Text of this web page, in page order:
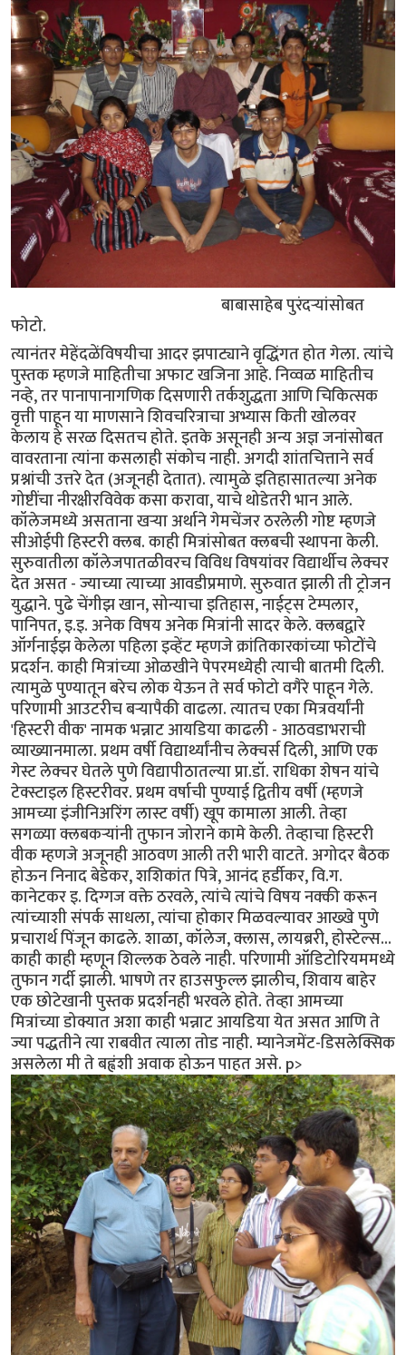
बाबासाहेब पुरंदर्‍यांसोबत
फोटो.
त्यानंतर मेहेंदळेंविषयीचा आदर झपाट्याने वृद्धिंगत होत गेला. त्यांचे
पुस्तक म्हणजे माहितीचा अफाट खजिना आहे. निव्वळ माहितीच
नव्हे, तर पानापानागणिक दिसणारी तर्कशुद्धता आणि चिकित्सक
वृत्ती पाहून या माणसाने शिवचरित्राचा अभ्यास किती खोलवर
केलाय हे सरळ दिसतच होते. इतके असूनही अन्य अज्ञ जनांसोबत
वावरताना त्यांना कसलाही संकोच नाही. अगदी शांतचित्ताने सर्व
प्रश्नांची उत्तरे देत (अजूनही देतात). त्यामुळे इतिहासातल्या अनेक
गोष्टींचा नीरक्षीरविवेक कसा करावा, याचे थोडेतरी भान आले.
कॉलेजमध्ये असताना खर्‍या अर्थाने गेमचेंजर ठरलेली गोष्ट म्हणजे
सीओईपी हिस्टरी क्लब. काही मित्रांसोबत क्लबची स्थापना केली.
सुरुवातीला कॉलेजपातळीवरच विविध विषयांवर विद्यार्थीच लेक्चर
देत असत - ज्याच्या त्याच्या आवडीप्रमाणे. सुरुवात झाली ती ट्रोजन
युद्धाने. पुढे चेंगीझ खान, सोन्याचा इतिहास, नाईट्स टेम्पलार,
पानिपत, इ.इ. अनेक विषय अनेक मित्रांनी सादर केले. क्लबद्वारे
ऑर्गनाईझ केलेला पहिला इव्हेंट म्हणजे क्रांतिकारकांच्या फोटोंचे
प्रदर्शन. काही मित्रांच्या ओळखीने पेपरमध्येही त्याची बातमी दिली.
त्यामुळे पुण्यातून बरेच लोक येऊन ते सर्व फोटो वगैरे पाहून गेले.
परिणामी आउटरीच बर्‍यापैकी वाढला. त्यातच एका मित्रवर्यांनी
'हिस्टरी वीक' नामक भन्नाट आयडिया काढली - आठवडाभराची
व्याख्यानमाला. प्रथम वर्षी विद्यार्थ्यांनीच लेक्चर्स दिली, आणि एक
गेस्ट लेक्चर घेतले पुणे विद्यापीठातल्या प्रा.डॉ. राधिका शेषन यांचे
टेक्स्टाइल हिस्टरीवर. प्रथम वर्षाची पुण्याई द्वितीय वर्षी (म्हणजे
आमच्या इंजीनिअरिंग लास्ट वर्षी) खूप कामाला आली. तेव्हा
सगळ्या क्लबकर्‍यांनी तुफान जोराने कामे केली. तेव्हाचा हिस्टरी
वीक म्हणजे अजूनही आठवण आली तरी भारी वाटते. अगोदर बैठक
होऊन निनाद बेडेकर, शशिकांत पित्रे, आनंद हर्डीकर, वि.ग.
कानेटकर इ. दिग्गज वक्ते ठरवले, त्यांचे त्यांचे विषय नक्की करून
त्यांच्याशी संपर्क साधला, त्यांचा होकार मिळवल्यावर आख्खे पुणे
प्रचारार्थ पिंजून काढले. शाळा, कॉलेज, क्लास, लायब्ररी, होस्टेल्स...
काही काही म्हणून शिल्लक ठेवले नाही. परिणामी ऑडिटोरियममध्ये
तुफान गर्दी झाली. भाषणे तर हाउसफुल्ल झालीच, शिवाय बाहेर
एक छोटेखानी पुस्तक प्रदर्शनही भरवले होते. तेव्हा आमच्या
मित्रांच्या डोक्यात अशा काही भन्नाट आयडिया येत असत आणि ते
ज्या पद्धतीने त्या राबवीत त्याला तोड नाही. म्यानेजमेंट-डिसलेक्सिक
असलेला मी ते बह्वंशी अवाक होऊन पाहत असे. p>